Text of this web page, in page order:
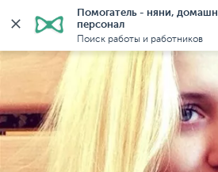
Помогатель - няни,
персонал
Поиск работы и работников
Главная Няни Няни в Москве